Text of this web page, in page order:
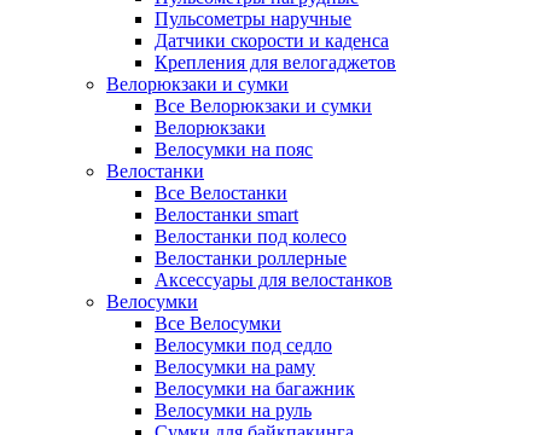
Пульсометры наручные
Датчики скорости и каденса
Крепления для велогаджетов
Велорюкзаки и сумки
Все Велорюкзаки и сумки
Велорюкзаки
Велосумки на пояс
Велостанки
Все Велостанки
Велостанки smart
Велостанки под колесо
Велостанки роллерные
Аксессуары для велостанков
Велосумки
Все Велосумки
Велосумки под седло
Велосумки на раму
Велосумки на багажник
Велосумки на руль